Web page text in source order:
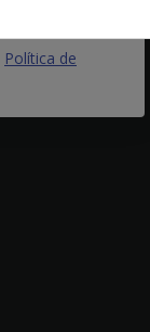
Política de